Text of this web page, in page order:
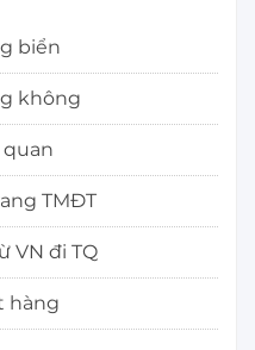
biển
không
TMĐT
VN đi TQ
hàng